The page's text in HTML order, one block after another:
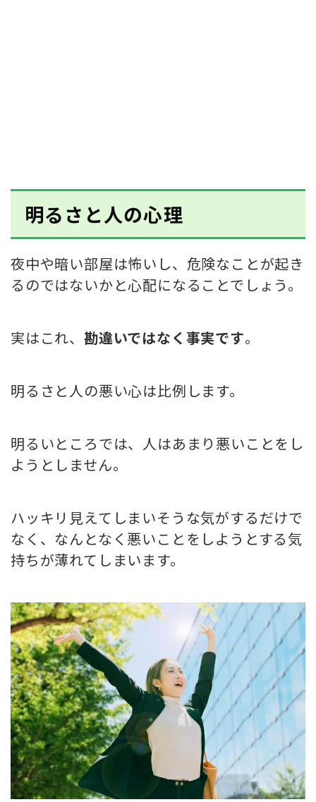
明るさと人の心理
夜中や暗い部屋は怖いし、危険なことが起き
るのではないかと心配になることでしょう。
実はこれ、 勘違いではなく事実です。
明るさと人の悪い心は比例します。
明るいところでは、人はあまり悪いことをし
ようとしません。
ハッキリ見えてしまいそうな気がするだけで
なく、なんとなく悪いことをしようとする気
持ちが薄れてしまいます。